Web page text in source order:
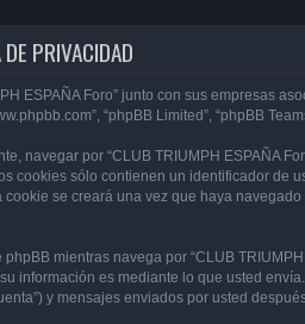
PRIVACIDAD
ESPAÑA Foro” junto con sus empresas
“phpBB Limited”, “phpBB
navegar por “CLUB TRIUMPH ESPAÑA
cookies sólo contienen un identificador de
se creará una vez que haya
mientras navega por “CLUB
información es mediante lo que usted
y mensajes enviados por usted